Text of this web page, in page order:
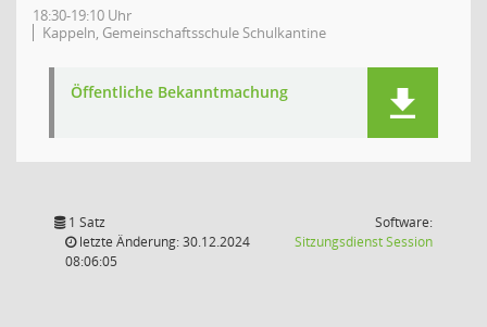
18:30-19:10 Uhr
Kappeln, Gemeinschaftsschule Schulkantine
Öffentliche Bekanntmachung
1 Satz
letzte Änderung: 30.12.2024
08:06:05
Software:
SitzungsdienstSession(Wird in